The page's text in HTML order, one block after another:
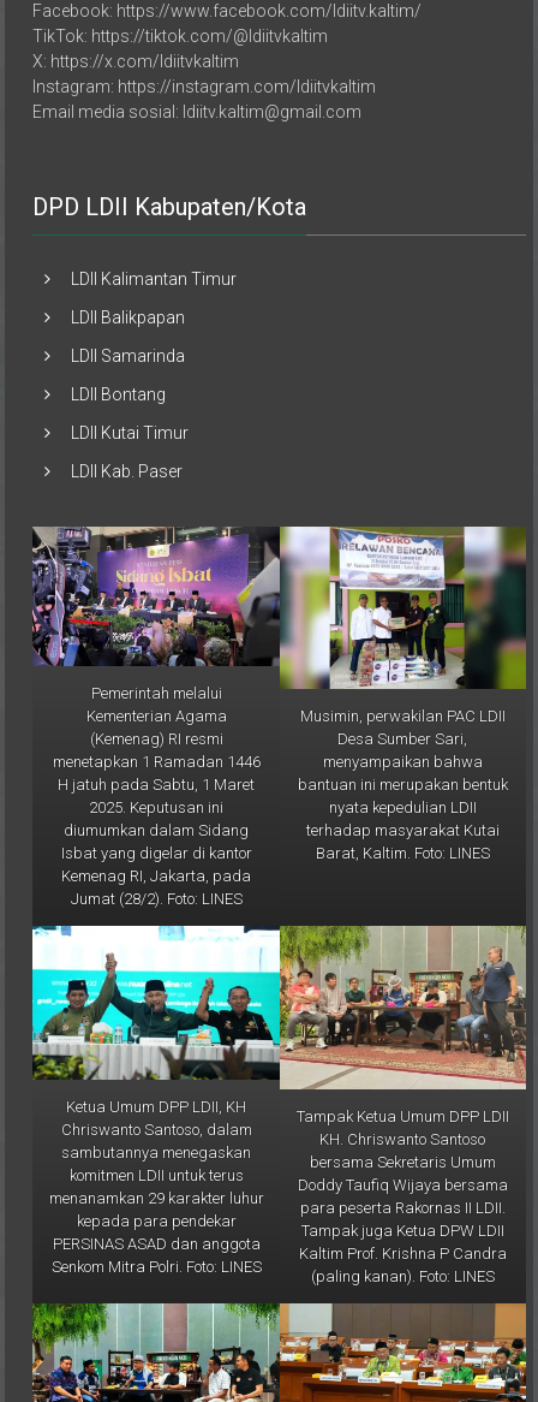
TikTok: https://tiktok.com/@ldiitvkaltim
X: https://x.com/ldiitvkaltim
Instagram: https://instagram.com/ldiitvkaltim
Email media sosial: ldiitv.kaltim@gmail.com
LDII Samarinda
LDII Kutai Timur
Pemerintah melalui
Kementerian Agama
(Kemenag) RI resmi
menetapkan 1 Ramadan 1446
H jatuh pada Sabtu, 1 Maret
2025. Keputusan ini
diumumkan dalam Sidang
Isbat yang digelar di kantor
Kemenag RI, Jakarta, pada
Jumat (28/2). Foto: LINES
Musimin, perwakilan PAC LDII
Desa Sumber Sari,
menyampaikan bahwa
bantuan ini merupakan bentuk
nyata kepedulian LDII
terhadap masyarakat Kutai
Barat, Kaltim. Foto: LINES
Ketua Umum DPP LDII, KH
Chriswanto Santoso, dalam
sambutannya menegaskan
komitmen LDII untuk terus
menanamkan 29 karakter luhur
kepada para pendekar
PERSINAS ASAD dan anggota
Senkom Mitra Polri. Foto: LINES
Tampak Ketua Umum DPP LDII
KH. Chriswanto Santoso
bersama Sekretaris Umum
Doddy Taufiq Wijaya bersama
para peserta Rakornas II LDII.
Tampak juga Ketua DPW LDII
Kaltim Prof. Krishna P Candra
(paling kanan). Foto: LINES